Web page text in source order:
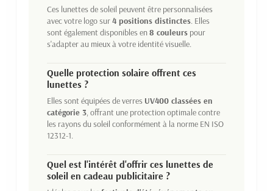
Ces lunettes de soleil peuvent être personnalisées
avec votre logo sur4 positions distinctes. Elles
sont également disponibles en8 couleurs pour
s'adapter au mieux à votre identité visuelle.
Quelle protection solaire offrent ces
lunettes ?
Elles sont équipées de verres UV400 classées en
catégorie 3, offrant une protection optimale contre
les rayons du soleil conformément à la norme EN ISO
12312-1.
Quel est l'intérêt d'offrir ces lunettes de
soleil en cadeau publicitaire ?